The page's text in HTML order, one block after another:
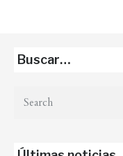
Buscar…